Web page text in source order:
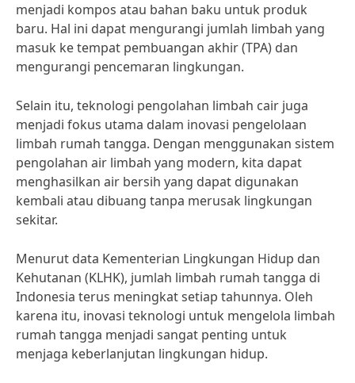
menjadi kompos atau bahan baku untuk produk
baru. Hal ini dapat mengurangi jumlah limbah yang
masuk ke tempat pembuangan akhir (TPA) dan
mengurangi pencemaran lingkungan.
Selain itu, teknologi pengolahan limbah cair juga
menjadi fokus utama dalam inovasi pengelolaan
limbah rumah tangga. Dengan menggunakan sistem
pengolahan air limbah yang modern, kita dapat
menghasilkan air bersih yang dapat digunakan
kembali atau dibuang tanpa merusak lingkungan
sekitar.
Menurut data Kementerian Lingkungan Hidup dan
Kehutanan (KLHK), jumlah limbah rumah tangga di
Indonesia terus meningkat setiap tahunnya. Oleh
karena itu, inovasi teknologi untuk mengelola limbah
rumah tangga menjadi sangat penting untuk
menjaga keberlanjutan lingkungan hidup.